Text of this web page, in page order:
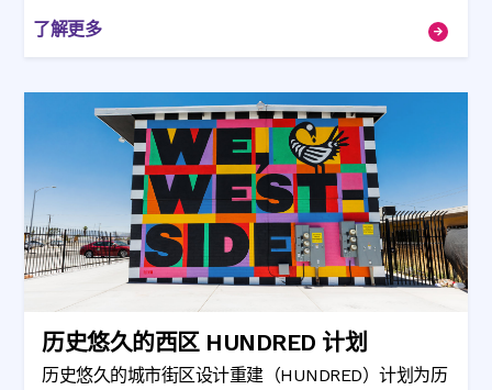
了解更多
历史悠久的西区 HUNDRED 计划
历史悠久的城市街区设计重建（HUNDRED）计划为历